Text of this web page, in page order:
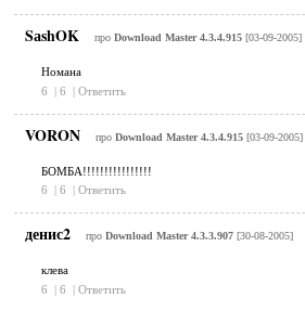
SаshOK про Download Master 4.3.4.915[03-09-2005]
Номана
6
| 6 | Ответить
VORON про Download Master 4.3.4.915[03-09-2005]
БОМБА!!!!!!!!!!!!!!!!
6
| 6 | Ответить
денис2 про Download Master 4.3.3.907[30-08-2005]
клева
6
| 6 | Ответить